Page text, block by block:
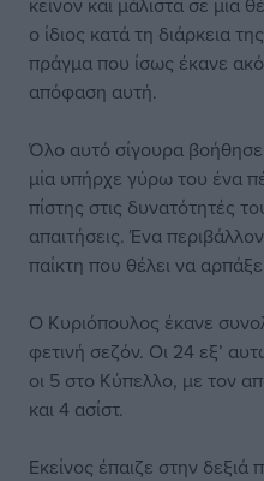
ο ίδιος κατά τη διάρκεια
πράγμα που ίσως έκανε
απόφαση αυτή.
Όλο αυτό σίγουρα
μία υπήρχε γύρω του ένα
πίστης στις δυνατότητές
απαιτήσεις. Ένα
παίκτη που θέλει να
Ο Κυριόπουλος έκανε
φετινή σεζόν. Οι 24 εξ’
οι 5 στο Κύπελλο, με τον
και 4 ασίστ.
Εκείνος έπαιζε στην